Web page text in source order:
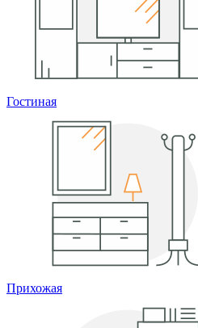
Гостиная
Прихожая